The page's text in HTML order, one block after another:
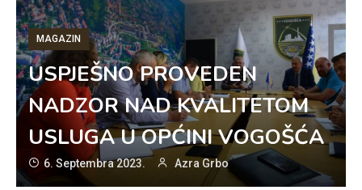
MAGAZIN
USPJEŠNO PROVEDEN
NADZOR NAD KVALITETOM
USLUGA U OPĆINI VOGOŠĆA
6. Septembra 2023. Azra Grbo